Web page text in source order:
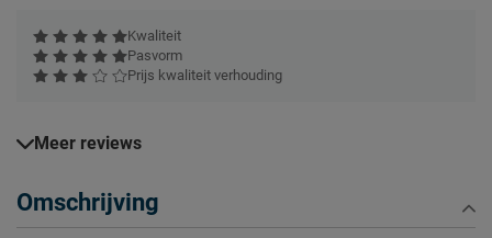
Kwaliteit
Pasvorm
Prijs kwaliteit verhouding
Meer reviews
Omschrijving